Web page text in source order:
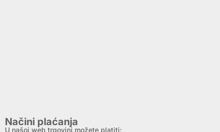
Načini plaćanja
U našoj web trgovini možete platiti: